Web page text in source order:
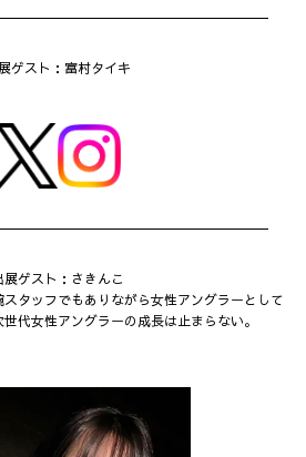
ゲスト：富村タイキ
展ゲスト：さきんこ
タッフでもありながら女性アングラーとして
代女性アングラーの成長は止まらない。